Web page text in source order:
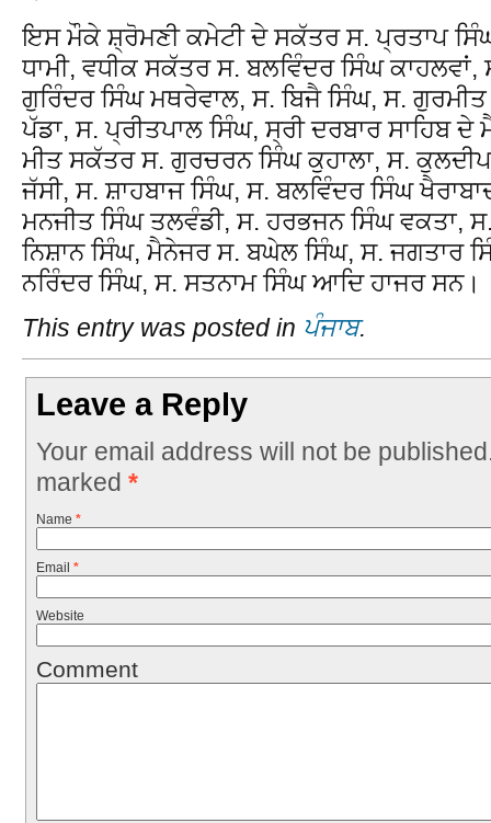
ਇਸ ਮੌਕੇ ਸ਼੍ਰੋਮਣੀ ਕਮੇਟੀ ਦੇ ਸਕੱਤਰ ਸ. ਪ੍ਰਤਾਪ
ਧਾਮੀ, ਵਧੀਕ ਸਕੱਤਰ ਸ. ਬਲਵਿੰਦਰ ਸਿੰਘ
ਗੁਰਿੰਦਰ ਸਿੰਘ ਮਥਰੇਵਾਲ, ਸ. ਬਿਜੈ ਸਿੰਘ, ਸ.
ਪੱਡਾ, ਸ. ਪ੍ਰੀਤਪਾਲ ਸਿੰਘ, ਸ੍ਰੀ ਦਰਬਾਰ ਸਾਹਿਬ
ਮੀਤ ਸਕੱਤਰ ਸ. ਗੁਰਚਰਨ ਸਿੰਘ ਕੁਹਾਲਾ, ਸ.
ਜੱਸੀ, ਸ. ਸ਼ਾਹਬਾਜ ਸਿੰਘ, ਸ. ਬਲਵਿੰਦਰ ਸਿੰਘ
ਮਨਜੀਤ ਸਿੰਘ ਤਲਵੰਡੀ, ਸ. ਹਰਭਜਨ ਸਿੰਘ ਵਕਤਾ,
ਨਿਸ਼ਾਨ ਸਿੰਘ, ਮੈਨੇਜਰ ਸ. ਬਘੇਲ ਸਿੰਘ, ਸ. ਜਗਤਾਰ
ਨਰਿੰਦਰ ਸਿੰਘ, ਸ. ਸਤਨਾਮ ਸਿੰਘ ਆਦਿ ਹਾਜਰ ਸਨ।
This entry was posted in ਪੰਜਾਬ.
Leave a Reply
Your email address will not be
marked *
Name *
Email *
Website
Comment